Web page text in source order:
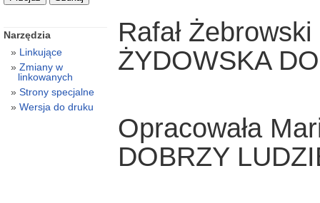
Rafał Żebrowski
ŻYDOWSKA
Opracowała
DOBRZY
Narzędzia
Linkujące
Zmiany w
linkowanych
Strony specjalne
Wersja do druku